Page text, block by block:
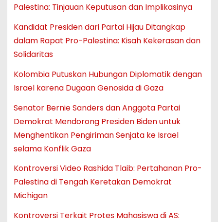
Palestina: Tinjauan Keputusan dan Implikasinya
Kandidat Presiden dari Partai Hijau Ditangkap
dalam Rapat Pro-Palestina: Kisah Kekerasan dan
Solidaritas
Kolombia Putuskan Hubungan Diplomatik dengan
Israel karena Dugaan Genosida di Gaza
Senator Bernie Sanders dan Anggota Partai
Demokrat Mendorong Presiden Biden untuk
Menghentikan Pengiriman Senjata ke Israel
selama Konflik Gaza
Kontroversi Video Rashida Tlaib: Pertahanan Pro-
Palestina di Tengah Keretakan Demokrat
Michigan
Kontroversi Terkait Protes Mahasiswa di AS: